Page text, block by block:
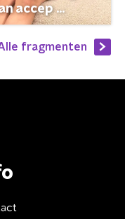
accep ...
fragmenten